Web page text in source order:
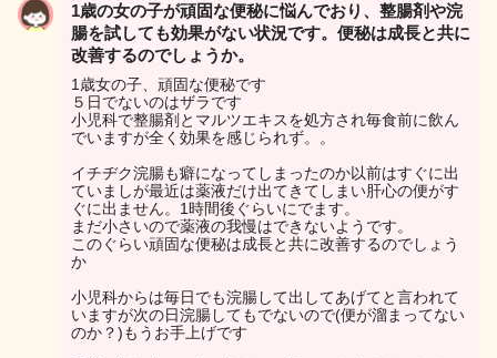
1歳の女の子が頑固な便秘に悩んでおり、整腸剤や浣
腸を試しても効果がない状況です。便秘は成長と共に
改善するのでしょうか。
1歳女の子、頑固な便秘です
５日でないのはザラです
小児科で整腸剤とマルツエキスを処方され毎食前に飲ん
でいますが全く効果を感じられず。。
イチヂク浣腸も癖になってしまったのか以前はすぐに出
ていましが最近は薬液だけ出てきてしまい肝心の便がす
ぐに出ません。1時間後ぐらいにでます。
まだ小さいので薬液の我慢はできないようです。
このぐらい頑固な便秘は成長と共に改善するのでしょう
か
小児科からは毎日でも浣腸して出してあげてと言われて
いますが次の日浣腸してもでないので(便が溜まってない
のか？)もうお手上げです